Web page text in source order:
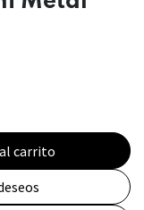
carrito